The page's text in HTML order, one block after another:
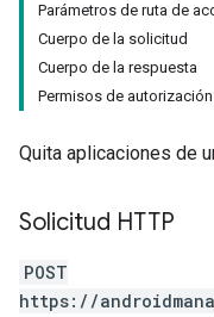
Parámetros de ruta de
Cuerpo de la solicitud
Cuerpo de la respuesta
Permisos de autorización
Quita aplicaciones de
Solicitud HTTP
POST
https://